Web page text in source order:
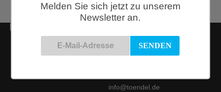
Siemensstraße 9
50825 Köln
info@toendel.de
Melden Sie sich jetzt zu unserem
Newsletter an.